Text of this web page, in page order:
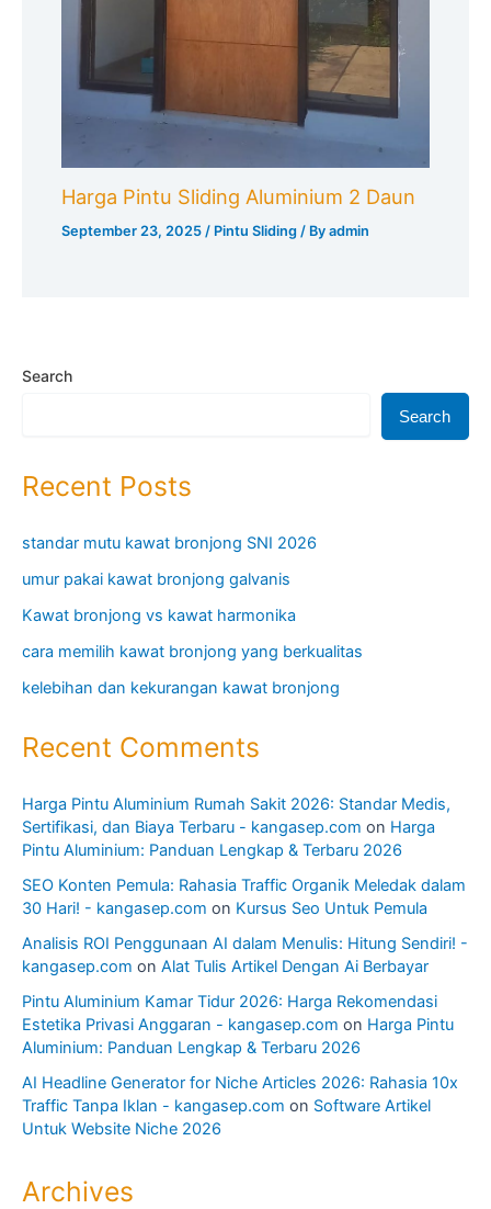
Harga Pintu Sliding Aluminium 2 Daun
September 23, 2025/ Pintu Sliding / Byadmin
Search
Search
Recent Posts
standar mutu kawat bronjong SNI 2026
umur pakai kawat bronjong galvanis
Kawat bronjong vs kawat harmonika
cara memilih kawat bronjong yang berkualitas
kelebihan dan kekurangan kawat bronjong
Recent Comments
Harga Pintu Aluminium Rumah Sakit 2026: Standar Medis,
Sertifikasi, dan Biaya Terbaru - kangasep.com on Harga
Pintu Aluminium: Panduan Lengkap & Terbaru 2026
SEO Konten Pemula: Rahasia Traffic Organik Meledak dalam
30 Hari! - kangasep.com on Kursus Seo Untuk Pemula
Analisis ROI Penggunaan AI dalam Menulis: Hitung Sendiri! -
kangasep.com on Alat Tulis Artikel Dengan Ai Berbayar
Pintu Aluminium Kamar Tidur 2026: Harga Rekomendasi
Estetika Privasi Anggaran - kangasep.com on Harga Pintu
Aluminium: Panduan Lengkap & Terbaru 2026
AI Headline Generator for Niche Articles 2026: Rahasia 10x
Traffic Tanpa Iklan - kangasep.com on Software Artikel
Untuk Website Niche 2026
Archives